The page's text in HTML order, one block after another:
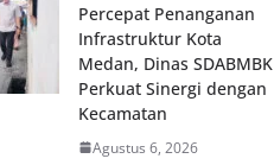
Percepat Penanganan
Infrastruktur Kota
Medan, Dinas SDABMBK
Perkuat Sinergi dengan
Kecamatan
Agustus 6, 2026